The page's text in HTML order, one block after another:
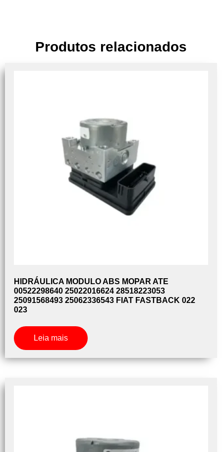
Produtos relacionados
HIDRÁULICA MODULO ABS MOPAR ATE
00522298640 25022016624 28518223053
25091568493 25062336543 FIAT FASTBACK 022
023
Leia mais